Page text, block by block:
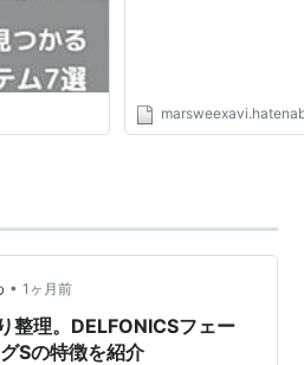
• 1ヶ月前
整理。DELFONICSフェー
Sの特徴を紹介